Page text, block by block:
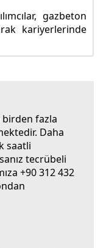
gazbeton
kariyerlerinde
birden fazla
Daha
saatli
tecrübeli
+90 312 432